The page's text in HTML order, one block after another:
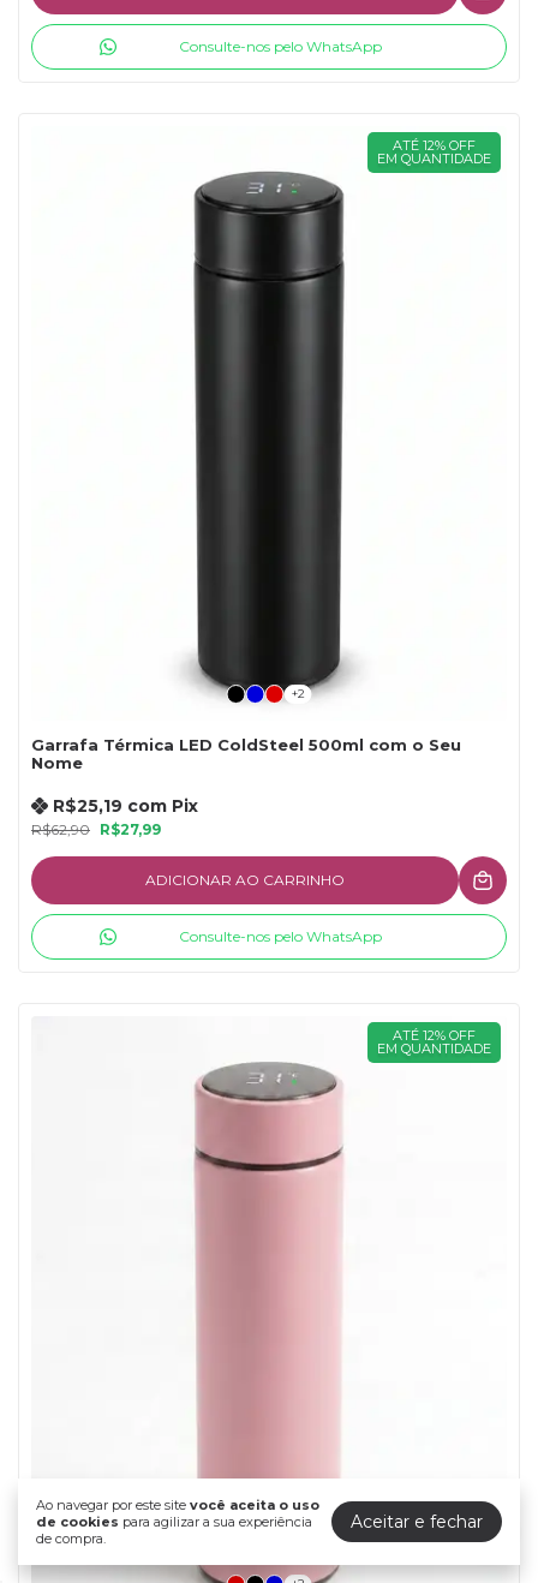
Ao navegar por este site você aceita o uso
de cookies para agilizar a sua experiência
de compra.
Aceitar e fechar
Consulte-nos pelo WhatsApp
ATÉ 12% OFF
EM QUANTIDADE
+2
Garrafa Térmica LED ColdSteel 500ml com o Seu
Nome
R$62,90 R$27,99
R$25,19 com Pix
ADICIONAR AO CARRINHO
Consulte-nos pelo WhatsApp
ATÉ 12% OFF
EM QUANTIDADE